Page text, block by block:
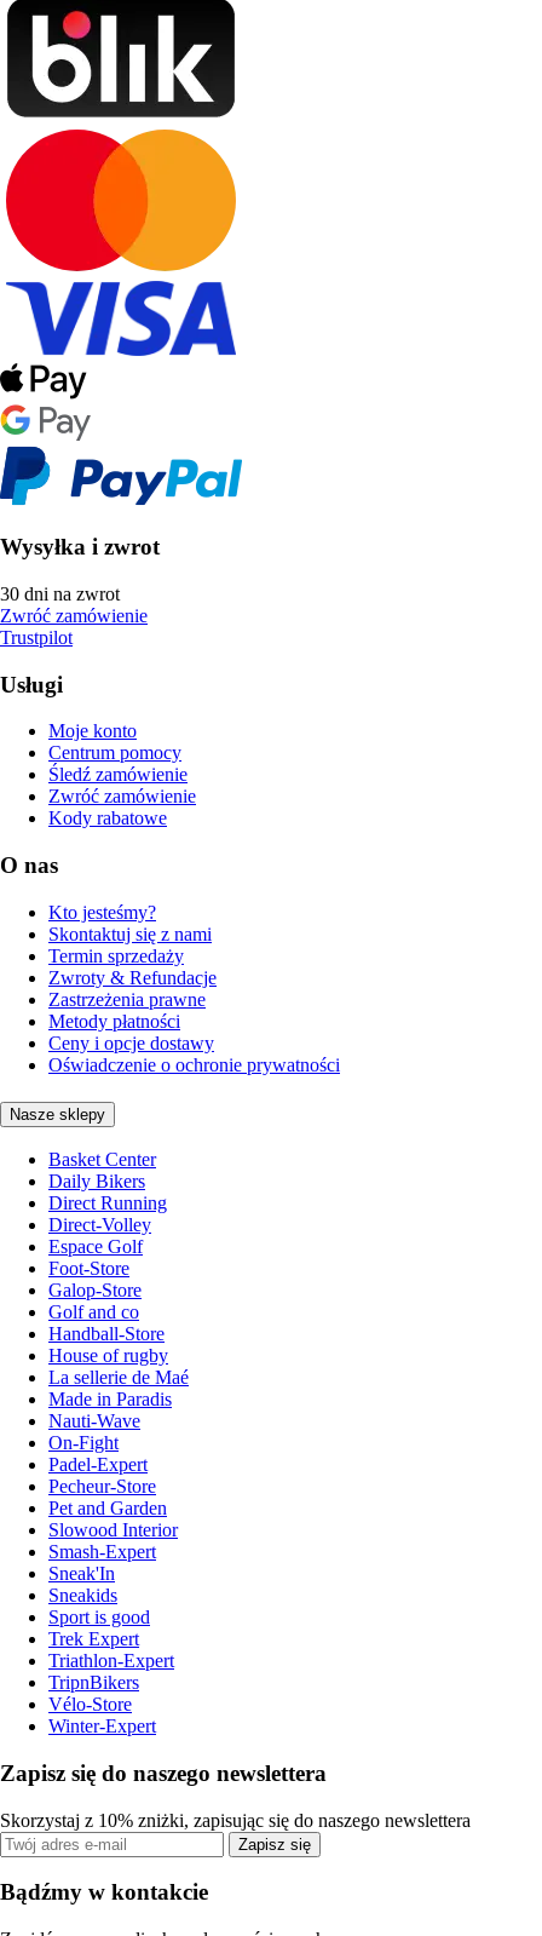
Wysyłka i zwrot
30 dni na zwrot
Zwróć zamówienie
Trustpilot
Usługi
Moje konto
Centrum pomocy
Śledź zamówienie
Zwróć zamówienie
Kody rabatowe
O nas
Kto jesteśmy?
Skontaktuj się z nami
Termin sprzedaży
Zwroty & Refundacje
Zastrzeżenia prawne
Metody płatności
Ceny i opcje dostawy
Oświadczenie o ochronie prywatności
Nasze sklepy
Basket Center
Daily Bikers
Direct Running
Direct-Volley
Espace Golf
Foot-Store
Galop-Store
Golf and co
Handball-Store
House of rugby
La sellerie de Maé
Made in Paradis
Nauti-Wave
On-Fight
Padel-Expert
Pecheur-Store
Pet and Garden
Slowood Interior
Smash-Expert
Sneak'In
Sneakids
Sport is good
Trek Expert
Triathlon-Expert
TripnBikers
Vélo-Store
Winter-Expert
Zapisz się do naszego newslettera
Skorzystaj z 10% zniżki, zapisując się do naszego newslettera
Zapisz się
Bądźmy w kontakcie